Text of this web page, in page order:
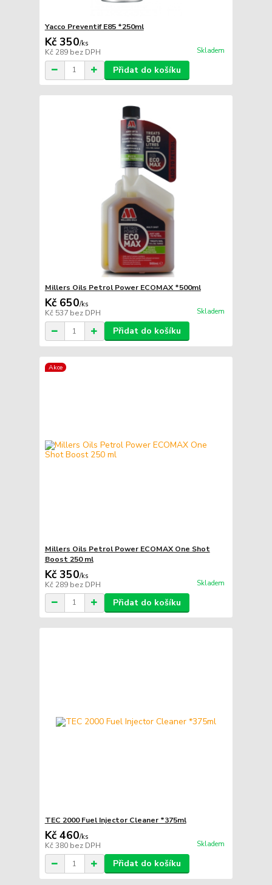
Yacco Preventif E85 *250ml
Kč 350/ks
Kč 289 bez DPH Skladem
Přidat do košíku
Millers Oils Petrol Power ECOMAX *500ml
Kč 650/ks
Kč 537 bez DPH Skladem
Přidat do košíku
Akce
Millers Oils Petrol Power ECOMAX One Shot
Boost 250 ml
Kč 350/ks
Kč 289 bez DPH Skladem
Přidat do košíku
TEC 2000 Fuel Injector Cleaner *375ml
Kč 460/ks
Kč 380 bez DPH Skladem
Přidat do košíku